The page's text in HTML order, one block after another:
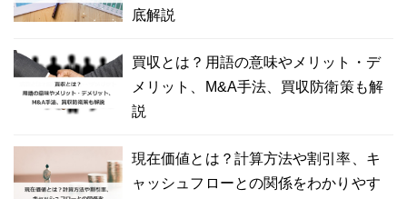
底解説
買収とは？用語の意味やメリット・デ
メリット、M&A手法、買収防衛策も解
説
現在価値とは？計算方法や割引率、キ
ャッシュフローとの関係をわかりやす